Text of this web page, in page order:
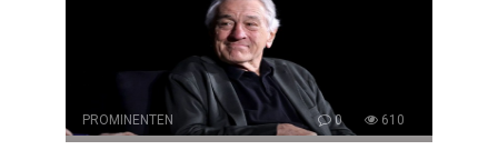
PROMINENTEN 0 610